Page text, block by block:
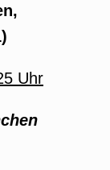
Uhr